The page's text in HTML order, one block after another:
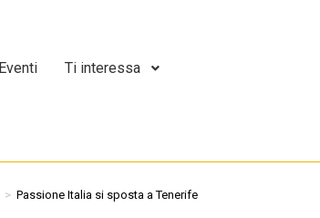
Eventi Ti interessa
> Passione Italia si sposta a Tenerife